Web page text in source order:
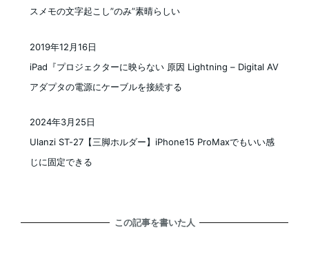
スメモの文字起こし”のみ”素晴らしい
iPad『プロジェクターに映らない 原因 Lightning – Digital AV
アダプタの電源にケーブルを接続する
投稿日
2019年12月16日
Ulanzi ST-27【三脚ホルダー】iPhone15 ProMaxでもいい感
じに固定できる
2024年3月25日
この記事を書いた人